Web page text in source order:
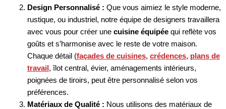
Design Personnalisé : Que vous aimiez le style moderne,
rustique, ou industriel, notre équipe de designers travaillera
avec vous pour créer une cuisine équipéequi reflète vos
goûts et s’harmonise avec le reste de votre maison.
Chaque détail (façades de cuisines, crédences, plans de
travail , îlot central, évier, aménagements intérieurs,
poignées de tiroirs, peut être personnalisé selon vos
préférences.
Matériaux de Qualité : Nous utilisons des matériaux de